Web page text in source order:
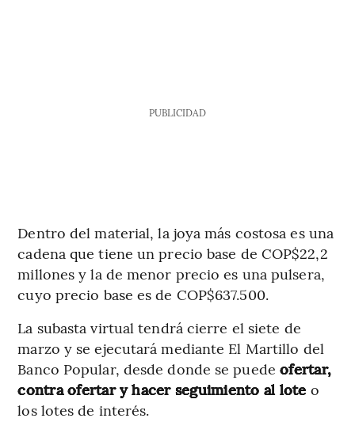
PUBLICIDAD
Dentro del material, la joya más costosa es una
cadena que tiene un precio base de COP$22,2
millones y la de menor precio es una pulsera,
cuyo precio base es de COP$637.500.
La subasta virtual tendrá cierre el siete de
marzo y se ejecutará mediante El Martillo del
Banco Popular, desde donde se puede ofertar,
contra ofertar y hacer seguimiento al lote o
los lotes de interés.